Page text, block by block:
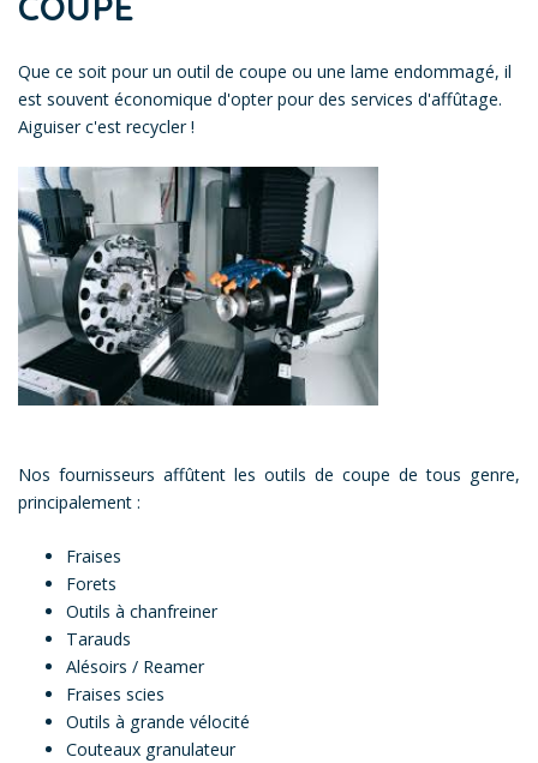
Que ce soit pour un outil de coupe ou une lame endommagé, il
est souvent économique d'opter pour des services d'affûtage.
Aiguiser c'est recycler !
Nos fournisseurs affûtent les outils de coupe de tous genre,
principalement :
Fraises
Forets
Outils à chanfreiner
Tarauds
Alésoirs / Reamer
Fraises scies
Outils à grande vélocité
Couteaux granulateur